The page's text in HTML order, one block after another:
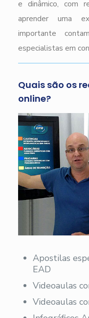
e dinâmico, com
aprender uma
importante
especialistas em
Quais são os
online?
Apostilas
EAD
Videoaulas
Videoaulas